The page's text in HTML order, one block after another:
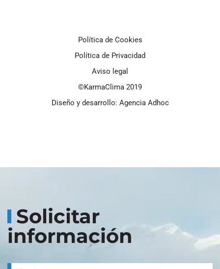
Solicitar
información
Nombre *
Política de Cookies
Política de Privacidad
Aviso legal
©KarmaClima 2019
Diseño y desarrollo: Agencia Adhoc